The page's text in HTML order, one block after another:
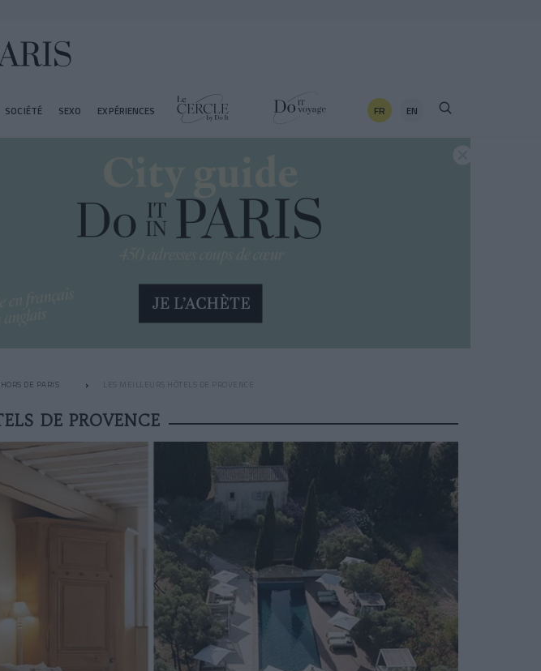
SOCIÉTÉ SEXO EXPÉRIENCES FR EN
DE PARIS LES MEILLEURS HÔTELS DE PROVENCE
DE PROVENCE